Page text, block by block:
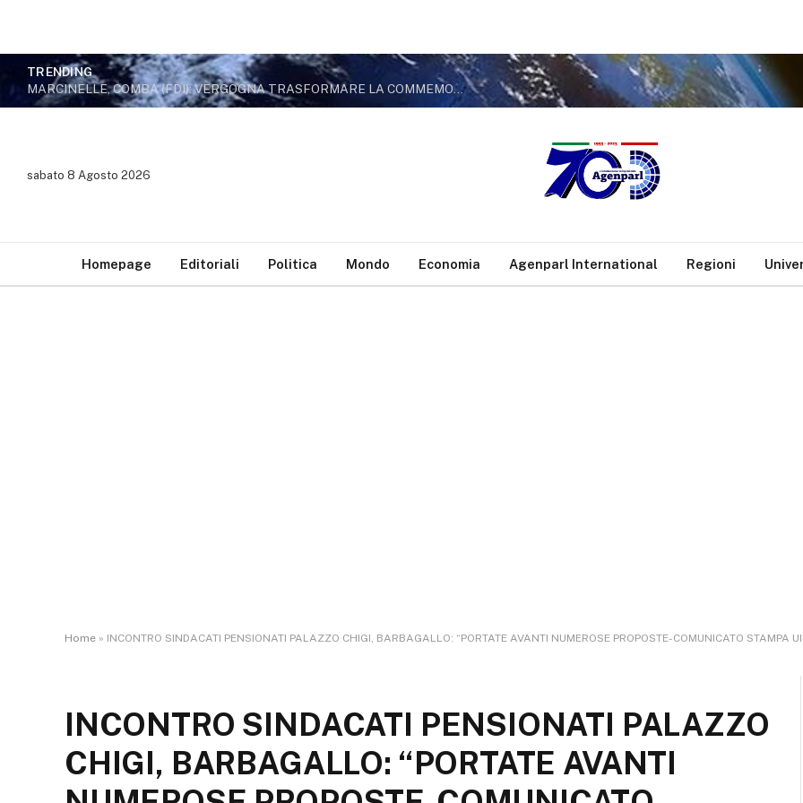
TRENDING
MARCINELLE, COMBA (FDI): VERGOGNA TRASFORMARE LA COMMEMORAZIONE DEI CADUTI IN MANIFESTAZIONE DI INTOLLERANZA POLITICA
sabato 8 Agosto 2026
Homepage Editoriali Politica Mondo Economia Agenparl International Regioni
Home » INCONTRO SINDACATI PENSIONATI PALAZZO CHIGI, BARBAGALLO: “PORTATE AVANTI NUMEROSE PROPOSTE-COMUNICATO STAMPA
INCONTRO SINDACATI PENSIONATI PALAZZO
CHIGI, BARBAGALLO: “PORTATE AVANTI